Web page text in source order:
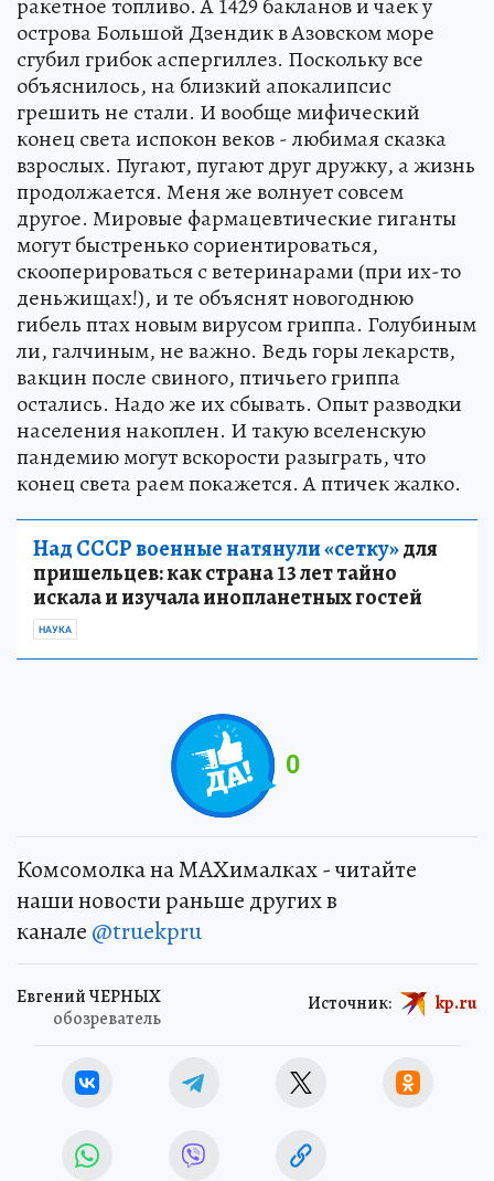
острова Большой Дзендик в Азовском море
сгубил грибок аспергиллез. Поскольку все
объяснилось, на близкий апокалипсис
грешить не стали. И вообще мифический
конец света испокон веков - любимая сказка
взрослых. Пугают, пугают друг дружку, а жизнь
продолжается. Меня же волнует совсем
другое. Мировые фармацевтические гиганты
могут быстренько сориентироваться,
скооперироваться с ветеринарами (при их-то
деньжищах!), и те объяснят новогоднюю
гибель птах новым вирусом гриппа. Голубиным
ли, галчиным, не важно. Ведь горы лекарств,
вакцин после свиного, птичьего гриппа
остались. Надо же их сбывать. Опыт разводки
населения накоплен. И такую вселенскую
пандемию могут вскорости разыграть, что
конец света раем покажется. А птичек жалко.
Над СССР военные натянули «сетку»для
пришельцев: как страна 13 лет тайно
искала и изучала инопланетных гостей
НАУКА
0
Комсомолка на MAXималках - читайте
наши новости раньше других в
канале @truekpru
Евгений ЧЕРНЫХ
обозреватель
Источник: kp.ru